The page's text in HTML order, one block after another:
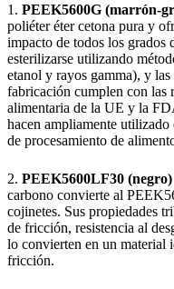
1. PEEK5600G (marrón-
poliéter éter cetona pura y
impacto de todos los
esterilizarse utilizando
etanol y rayos gamma), y
fabricación cumplen con las
alimentaria de la UE y la
hacen ampliamente
de procesamiento de
2. PEEK5600LF30 (negro)
carbono convierte al
cojinetes. Sus propiedades
de fricción, resistencia al
lo convierten en un material
fricción.